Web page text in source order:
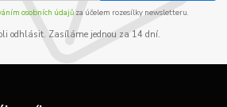
osobních údajůza účelem rozesílky newsletteru.
odhlásit. Zasíláme jednou za 14 dní.